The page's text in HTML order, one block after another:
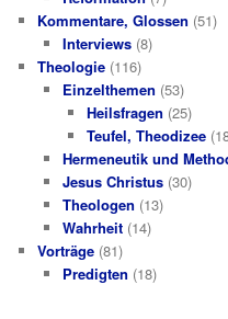
Kommentare, Glossen (51)
Interviews(8)
Theologie (116)
Einzelthemen (53)
Heilsfragen (25)
Teufel, Theodizee
Hermeneutik und
Jesus Christus(30)
Theologen (13)
Wahrheit(14)
Vorträge (81)
Predigten (18)